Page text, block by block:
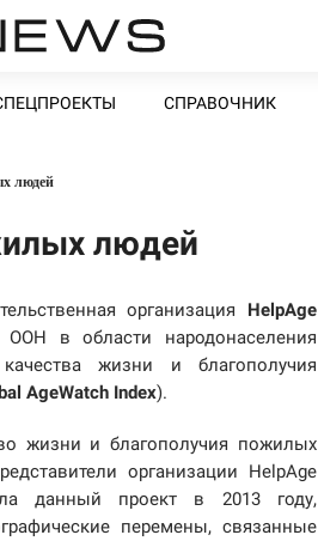
СПРАВОЧНИК
людей
людей
организация HelpAge
в области народонаселения
жизни и благополучия
AgeWatch Index).
жизни и благополучия пожилых
организации HelpAge
данный проект в 2013 году,
перемены, связанные